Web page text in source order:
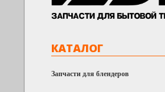
КАТАЛОГ
Запчасти для блендеров